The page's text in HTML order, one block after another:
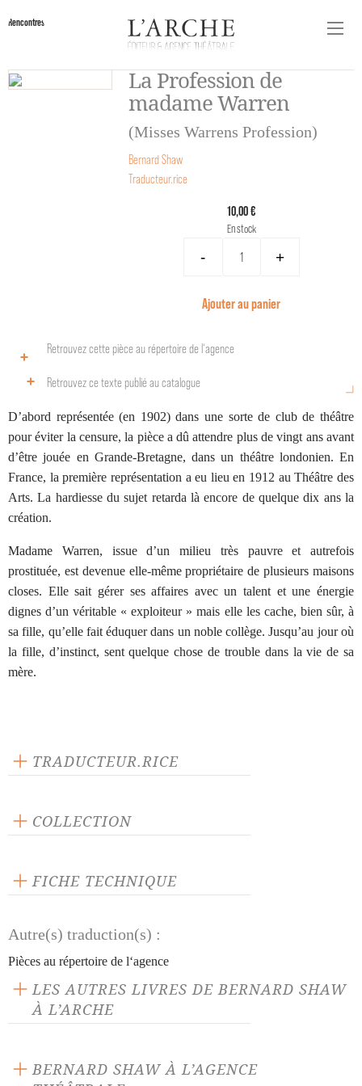
Rencontres
La Profession de
madame Warren
(Misses Warrens Profession)
Bernard Shaw
Traducteur.rice
10,00 €
En stock
- +
Ajouter au panier
Retrouvez cette pièce au répertoire de l‘agence
Retrouvez ce texte publié au catalogue
D’abord représentée (en 1902) dans une sorte de club de théâtre
pour éviter la censure, la pièce a dû attendre plus de vingt ans avant
d’être jouée en Grande-Bretagne, dans un théâtre londonien. En
France, la première représentation a eu lieu en 1912 au Théâtre des
Arts. La hardiesse du sujet retarda là encore de quelque dix ans la
création.
Madame Warren, issue d’un milieu très pauvre et autrefois
prostituée, est devenue elle-même propriétaire de plusieurs maisons
closes. Elle sait gérer ses affaires avec un talent et une énergie
dignes d’un véritable « exploiteur » mais elle les cache, bien sûr, à
sa fille, qu’elle fait éduquer dans un noble collège. Jusqu’au jour où
la fille, d’instinct, sent quelque chose de trouble dans la vie de sa
mère.
TRADUCTEUR.RICE
COLLECTION
FICHE TECHNIQUE
96 pages
Prix : 10.00 €
ISBN : 9782851815088
Autre(s) traduction(s) :
Pièces au répertoire de l‘agence
LES AUTRES LIVRES DE BERNARD SHAW
À L’ARCHE
BERNARD SHAW À L’AGENCE